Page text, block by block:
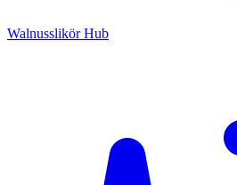
Walnusslikör Hub